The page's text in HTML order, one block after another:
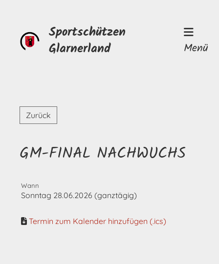
Sportschützen
Glarnerland
Menü
Zurück
GM-FINAL NACHWUCHS
Wann
Sonntag 28.06.2026 (ganztägig)
Termin zum Kalender hinzufügen (.ics)